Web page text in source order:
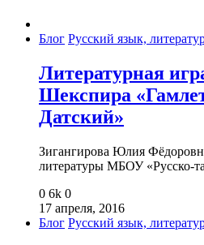
Блог Русский язык,
Литературная
Шекспира
Датский»
Зигангирова Юлия
литературы МБОУ «Русско-
0 6k 0
17 апреля, 2016
Блог Русский язык,